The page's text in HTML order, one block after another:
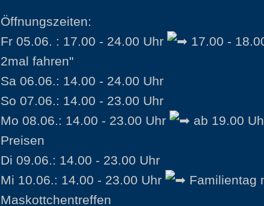
Öffnungszeiten:
Fr 05.06. : 17.00 - 24.00 Uhr
17.00 -
2mal fahren"
Sa 06.06.: 14.00 - 24.00 Uhr
So 07.06.: 14.00 - 23.00 Uhr
Mo 08.06.: 14.00 - 23.00 Uhr
ab 19.00
Preisen
Di 09.06.: 14.00 - 23.00 Uhr
Mi 10.06.: 14.00 - 23.00 Uhr
Familientag
Maskottchentreffen